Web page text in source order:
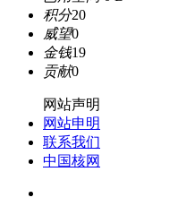
积分20
威望0
金钱19
贡献0
网站声明
网站申明
联系我们
中国核网